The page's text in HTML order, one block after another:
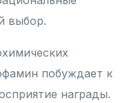
выбор.
побуждает к
награды.